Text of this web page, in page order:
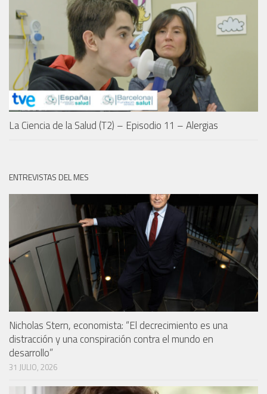
La Ciencia de la Salud (T2) – Episodio 11 – Alergias
ENTREVISTAS DEL MES
Nicholas Stern, economista: “El decrecimiento es una
distracción y una conspiración contra el mundo en
desarrollo”
31 JULIO, 2026